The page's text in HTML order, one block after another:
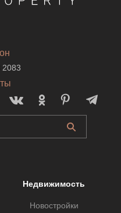
2083
Недвижимость
Новостройки